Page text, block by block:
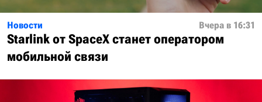
Новости Вчера в 16:31
Starlink от SpaceX станет оператором
мобильной связи